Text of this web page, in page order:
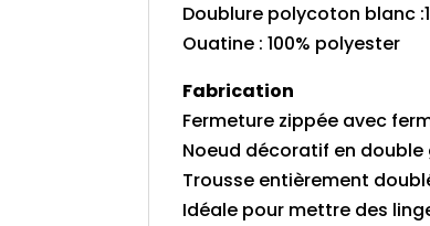
Doublure polycoton blanc
Ouatine : 100% polyester
Fabrication
Fermeture zippée avec
Noeud décoratif en double
Trousse entièrement
Idéale pour mettre des